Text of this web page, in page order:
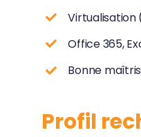
Virtualisation
Office 365,
Bonne
Profil